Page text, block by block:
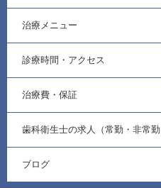
治療メニュー
診療時間・アクセス
治療費・保証
歯科衛生士の求人（常勤・非常勤
ブログ